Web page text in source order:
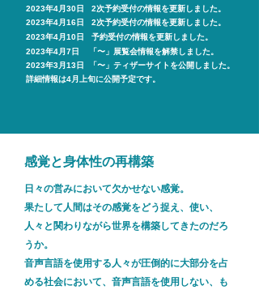
2023年4月30日 2次予約受付の情報を更新しました。
2023年4月16日 2次予約受付の情報を更新しました。
2023年4月10日 予約受付の情報を更新しました。
2023年4月7日
「〜」展覧会情報を解禁しました。
2023年3月13日
「〜」ティザーサイトを公開しました。
詳細情報は4月上旬に公開予定です。
感覚と身体性の再構築
日々の営みにおいて欠かせない感覚。
果たして人間はその感覚をどう捉え、使い、
人々と関わりながら世界を構築してきたのだろ
うか。
音声言語を使用する人々が圧倒的に大部分を占
める社会において、音声言語を使用しない、も